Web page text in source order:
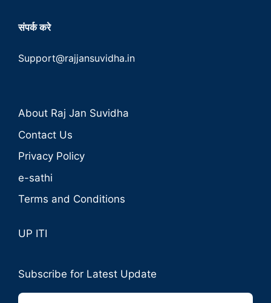
संपर्क करे
Support@rajjansuvidha.in
About Raj Jan Suvidha
Contact Us
Privacy Policy
e-sathi
Terms and Conditions
UP ITI
Subscribe for Latest Update